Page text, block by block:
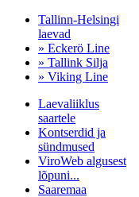
Tallinn-Helsingi
laevad
» Eckerö Line
» Tallink Silja
» Viking Line
Laevaliiklus
saartele
Kontserdid ja
sündmused
ViroWeb algusest
lõpuni...
Saaremaa